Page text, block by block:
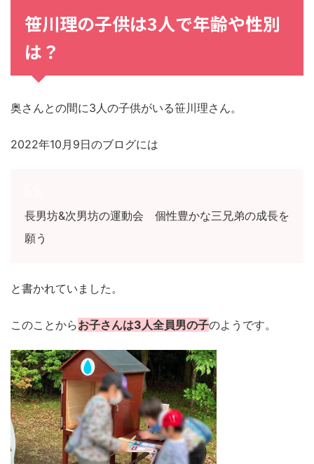
笹川理の子供は3人で年齢や性別
は？
奥さんとの間に3人の子供がいる笹川理さん。
2022年10月9日のブログには
長男坊&次男坊の運動会 個性豊かな三兄弟の成長を
願う
と書かれていました。
このことからお子さんは3人全員男の子のようです。